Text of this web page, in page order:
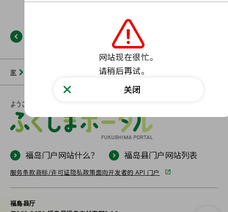
家 福岛门户网站 未找到此类页面。
福岛门户网站什么？ 福岛县门户网站列表
服务条款商标/许可证隐私政策面向开发者的 API 门户
福島县厅
网站现在很忙。
请稍后再试。
关闭